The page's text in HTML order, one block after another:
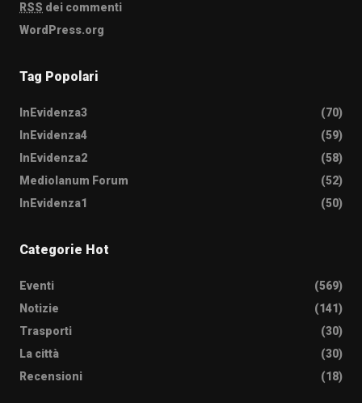
RSS dei commenti
WordPress.org
Tag Popolari
InEvidenza3
(70)
InEvidenza4
(59)
InEvidenza2
(58)
Mediolanum Forum
(52)
InEvidenza1
(50)
Categorie Hot
Eventi
(569)
Notizie
(141)
Trasporti
(30)
La città
(30)
Recensioni
(18)